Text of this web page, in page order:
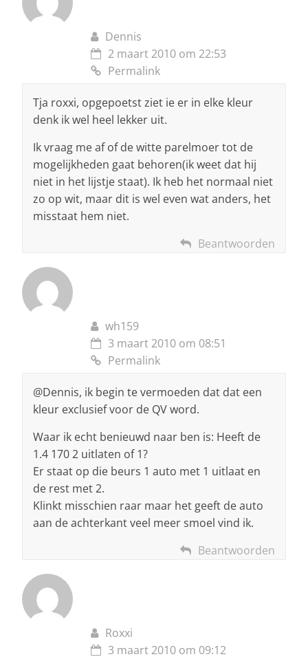
Dennis
2 maart 2010 om 22:53
Permalink
Tja roxxi, opgepoetst ziet ie er in elke kleur
denk ik wel heel lekker uit.
Ik vraag me af of de witte parelmoer tot de
mogelijkheden gaat behoren(ik weet dat hij
niet in het lijstje staat). Ik heb het normaal niet
zo op wit, maar dit is wel even wat anders, het
misstaat hem niet.
Beantwoorden
wh159
3 maart 2010 om 08:51
Permalink
@Dennis, ik begin te vermoeden dat dat een
kleur exclusief voor de QV word.
Waar ik echt benieuwd naar ben is: Heeft de
1.4 170 2 uitlaten of 1?
Er staat op die beurs 1 auto met 1 uitlaat en
de rest met 2.
Klinkt misschien raar maar het geeft de auto
aan de achterkant veel meer smoel vind ik.
Beantwoorden
Roxxi
3 maart 2010 om 09:12